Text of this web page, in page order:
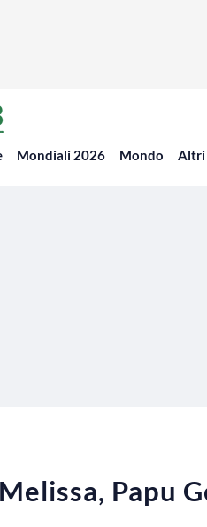
Mondiali 2026 Mondo Altri
Papu